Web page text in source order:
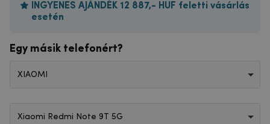
INGYENES AJÁNDÉK 12 887,- HUF feletti vásárlás
esetén
Egy másik telefonért?
XIAOMI
Xiaomi Redmi Note 9T 5G